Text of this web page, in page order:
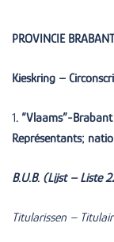
PROVINCIE
Kieskring –
1. “Vlaams”-
Représentants;
B.U.B. (Lijst – Liste
Titularissen –